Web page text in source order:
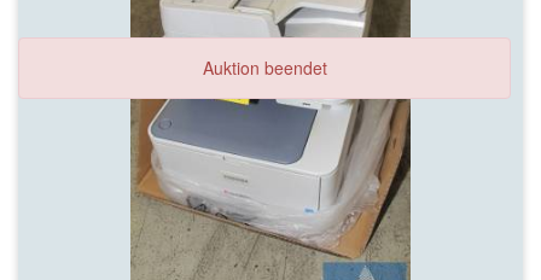
Auktion beendet